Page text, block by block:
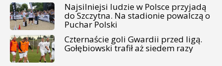
Najsilniejsi ludzie w Polsce przyjadą
do Szczytna. Na stadionie powalczą o
Puchar Polski
Czternaście goli Gwardii przed ligą.
Gołębiowski trafił aż siedem razy